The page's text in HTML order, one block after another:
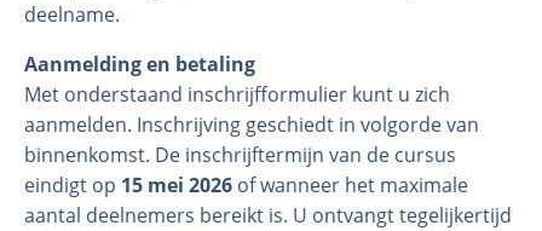
deelname.
Aanmelding en betaling
Met onderstaand inschrijfformulier kunt u zich
aanmelden. Inschrijving geschiedt in volgorde van
binnenkomst. De inschrijftermijn van de cursus
eindigt op 15 mei 2026 of wanneer het maximale
aantal deelnemers bereikt is. U ontvangt tegelijkertijd